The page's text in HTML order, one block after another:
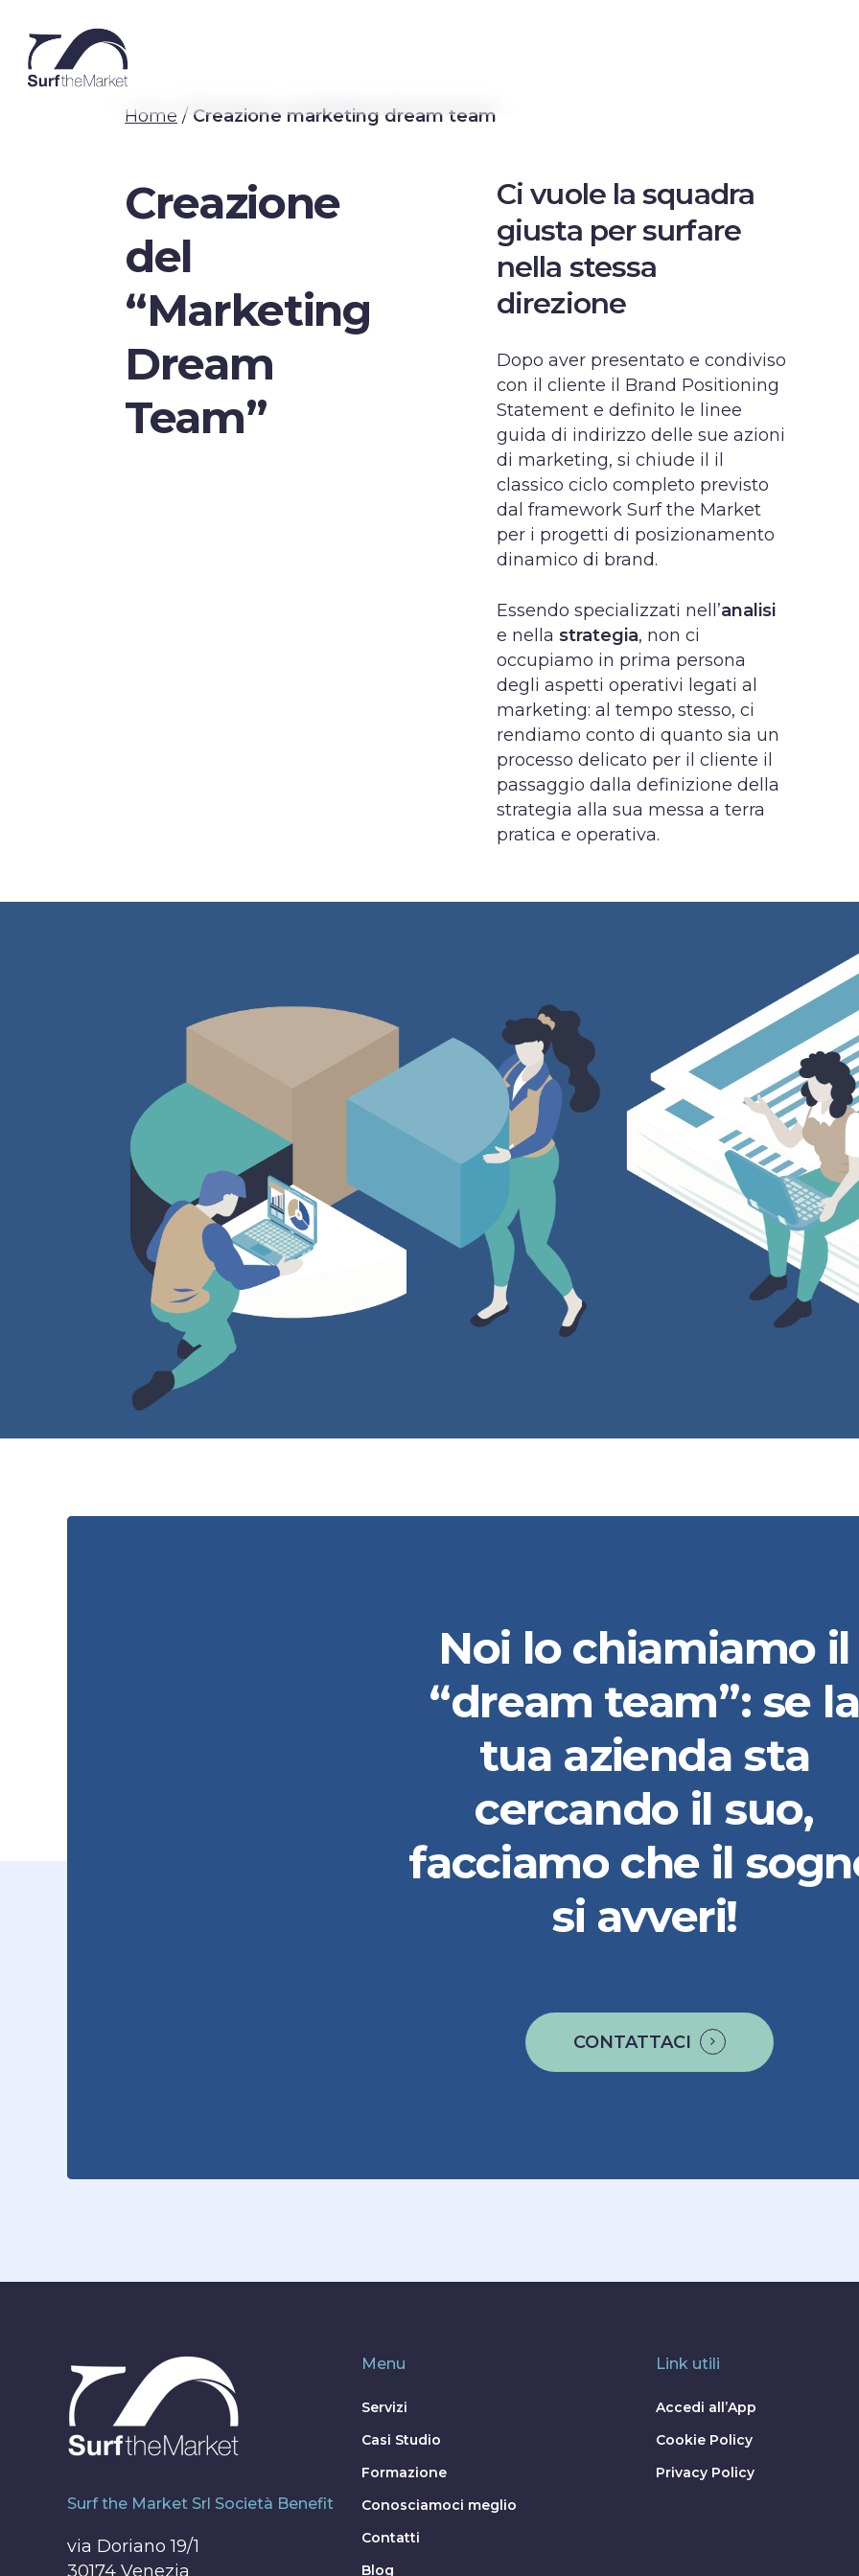
main
content
Home / Creazione marketing dream team
Creazione
del
“Marketing
Dream
Team”
Ci vuole la squadra
giusta per surfare
nella stessa
direzione
Dopo aver presentato e condiviso
con il cliente il Brand Positioning
Statement e definito le linee
guida di indirizzo delle sue azioni
di marketing, si chiude il il
classico ciclo completo previsto
dal framework Surf the Market
per i progetti di posizionamento
dinamico di brand.
Essendo specializzati nell’analisi
e nellastrategia, non ci
occupiamo in prima persona
degli aspetti operativi legati al
marketing: al tempo stesso, ci
rendiamo conto di quanto sia un
processo delicato per il cliente il
passaggio dalla definizione della
strategia alla sua messa a terra
pratica e operativa.
Noi lo chiamiamo il
“dream team”: se la
tua azienda sta
cercando il suo,
facciamo che il
si avveri!
CONTATTACI
Surf the Market Srl Società Benefit
via Doriano 19/1
30174 Venezia
Menu
Servizi
Casi Studio
Formazione
Conosciamoci meglio
Contatti
Blog
Link utili
Accedi all’App
Cookie Policy
Privacy Policy